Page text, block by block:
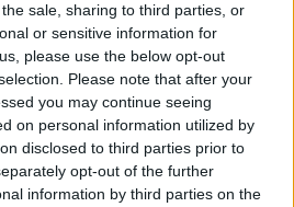
sale, sharing to third parties, or
or sensitive information for
please use the below opt-out
Please note that after your
you may continue seeing
on personal information utilized by
disclosed to third parties prior to
opt-out of the further
information by third parties on the
τον καθένα. Μια
και εγώ την έχω στην
τις ατελείωτες συσκέψεις
υπομονή, μας εξηγούσες
λόγια να καταλάβουμε την
που είχες